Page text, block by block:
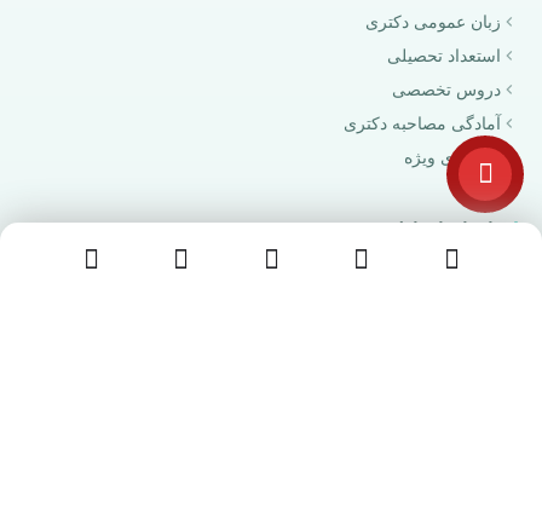
زبان عمومی دکتری
استعداد تحصیلی
دروس تخصصی
آمادگی مصاحبه دکتری
بسته‌های ویژه